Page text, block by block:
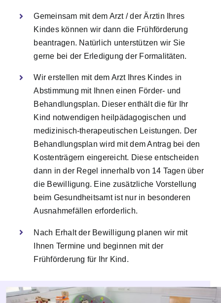
Gemeinsam mit dem Arzt / der Ärztin Ihres
Kindes können wir dann die Frühförderung
beantragen. Natürlich unterstützen wir Sie
gerne bei der Erledigung der Formalitäten.
Wir erstellen mit dem Arzt Ihres Kindes in
Abstimmung mit Ihnen einen Förder- und
Behandlungsplan. Dieser enthält die für Ihr
Kind notwendigen heilpädagogischen und
medizinisch-therapeutischen Leistungen. Der
Behandlungsplan wird mit dem Antrag bei den
Kostenträgern eingereicht. Diese entscheiden
dann in der Regel innerhalb von 14 Tagen über
die Bewilligung. Eine zusätzliche Vorstellung
beim Gesundheitsamt ist nur in besonderen
Ausnahmefällen erforderlich.
Nach Erhalt der Bewilligung planen wir mit
Ihnen Termine und beginnen mit der
Frühförderung für Ihr Kind.